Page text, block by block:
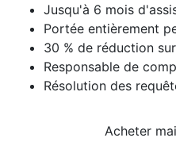
Jusqu'à 6 mois
Portée entièrement
30 % de réduction
Responsable de
Résolution des
Acheter